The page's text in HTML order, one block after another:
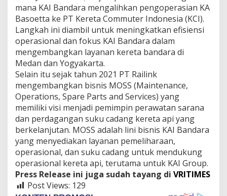
mana KAI Bandara mengalihkan pengoperasian KA
Basoetta ke PT Kereta Commuter Indonesia (KCI).
Langkah ini diambil untuk meningkatkan efisiensi
operasional dan fokus KAI Bandara dalam
mengembangkan layanan kereta bandara di
Medan dan Yogyakarta.
Selain itu sejak tahun 2021 PT Railink
mengembangkan bisnis MOSS (Maintenance,
Operations, Spare Parts and Services) yang
memiliki visi menjadi pemimpin perawatan sarana
dan perdagangan suku cadang kereta api yang
berkelanjutan. MOSS adalah lini bisnis KAI Bandara
yang menyediakan layanan pemeliharaan,
operasional, dan suku cadang untuk mendukung
operasional kereta api, terutama untuk KAI Group.
Press Release ini juga sudah tayang di VRITIMES
Post Views: 129